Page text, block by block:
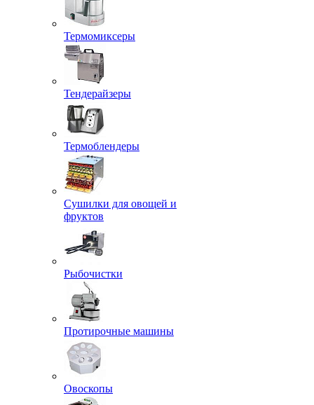
Термомиксеры
Тендерайзеры
Термоблендеры
Сушилки для овощей и
фруктов
Рыбочистки
Протирочные машины
Овоскопы